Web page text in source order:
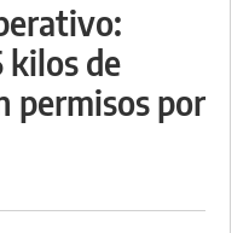
de
permisos por